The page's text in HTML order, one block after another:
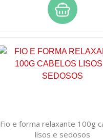
Fio e forma relaxante 100g
lisos e sedosos